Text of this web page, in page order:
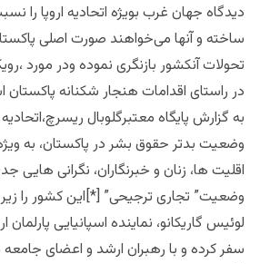
دیدگاه جهان غرب بویژه اتحادیه اروپا را
ساخته و آنها می‌خواهند صورت اصلی
تحولات آنکشور بازنگری نموده ودر مورد
در راستای اقدامات هنجار شکنانه پاکستان
به گزارش پایگاه معتبرگلوبال ریسرچ،اتحادیه
وضعیت بدتر حقوق بشر در پاکستان، به
اقلیت ها، زنان و خبرنگاران، نگرانی هایی
وضعیت” تجاری ترجیحی” [*]این کشور را
لوئیس گاریکانو، نماینده اسپانیایی پارلمان
سفر کرده و با رهبران ارشد و اعضای